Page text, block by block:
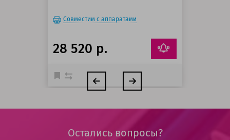
Совместим с аппаратами
28 520 р.
Остались вопросы?